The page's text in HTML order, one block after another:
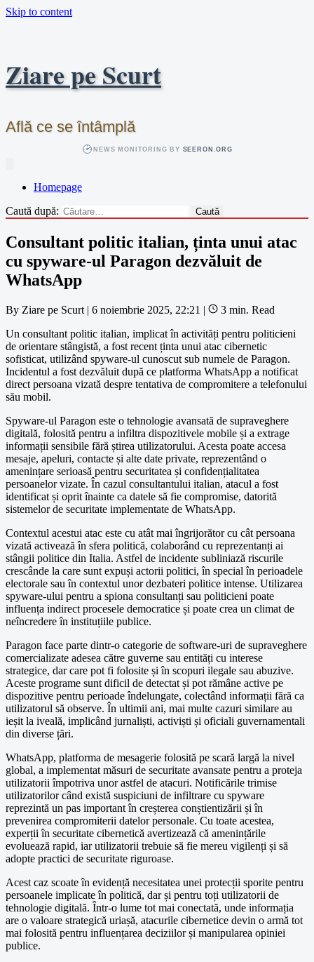
Skip to content
Ziare pe Scurt
Află ce se întâmplă
NEWS MONITORING BY SEERON.ORG
Homepage
Caută după:
Consultant politic italian, ținta unui atac
cu spyware-ul Paragon dezvăluit de
WhatsApp
By Ziare pe Scurt | 6 noiembrie 2025, 22:21 |
3 min. Read
Un consultant politic italian, implicat în activități pentru politicieni
de orientare stângistă, a fost recent ținta unui atac cibernetic
sofisticat, utilizând spyware-ul cunoscut sub numele de Paragon.
Incidentul a fost dezvăluit după ce platforma WhatsApp a notificat
direct persoana vizată despre tentativa de compromitere a telefonului
său mobil.
Spyware-ul Paragon este o tehnologie avansată de supraveghere
digitală, folosită pentru a infiltra dispozitivele mobile și a extrage
informații sensibile fără știrea utilizatorului. Acesta poate accesa
mesaje, apeluri, contacte și alte date private, reprezentând o
amenințare serioasă pentru securitatea și confidențialitatea
persoanelor vizate. În cazul consultantului italian, atacul a fost
identificat și oprit înainte ca datele să fie compromise, datorită
sistemelor de securitate implementate de WhatsApp.
Contextul acestui atac este cu atât mai îngrijorător cu cât persoana
vizată activează în sfera politică, colaborând cu reprezentanți ai
stângii politice din Italia. Astfel de incidente subliniază riscurile
crescânde la care sunt expuși actorii politici, în special în perioadele
electorale sau în contextul unor dezbateri politice intense. Utilizarea
spyware-ului pentru a spiona consultanți sau politicieni poate
influența indirect procesele democratice și poate crea un climat de
neîncredere în instituțiile publice.
Paragon face parte dintr-o categorie de software-uri de supraveghere
comercializate adesea către guverne sau entități cu interese
strategice, dar care pot fi folosite și în scopuri ilegale sau abuzive.
Aceste programe sunt dificil de detectat și pot rămâne active pe
dispozitive pentru perioade îndelungate, colectând informații fără ca
utilizatorul să observe. În ultimii ani, mai multe cazuri similare au
ieșit la iveală, implicând jurnaliști, activiști și oficiali guvernamentali
din diverse țări.
WhatsApp, platforma de mesagerie folosită pe scară largă la nivel
global, a implementat măsuri de securitate avansate pentru a proteja
utilizatorii împotriva unor astfel de atacuri. Notificările trimise
utilizatorilor când există suspiciuni de infiltrare cu spyware
reprezintă un pas important în creșterea conștientizării și în
prevenirea compromiterii datelor personale. Cu toate acestea,
experții în securitate cibernetică avertizează că amenințările
evoluează rapid, iar utilizatorii trebuie să fie mereu vigilenți și să
adopte practici de securitate riguroase.
Acest caz scoate în evidență necesitatea unei protecții sporite pentru
persoanele implicate în politică, dar și pentru toți utilizatorii de
tehnologie digitală. Într-o lume tot mai conectată, unde informația
are o valoare strategică uriașă, atacurile cibernetice devin o armă tot
mai folosită pentru influențarea deciziilor și manipularea opiniei
publice.